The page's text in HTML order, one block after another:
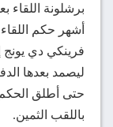
أشهر حكم
فرينكي دي يونج
ليصمد بعدها
حتى أطلق الحكم
باللقب الثمين.